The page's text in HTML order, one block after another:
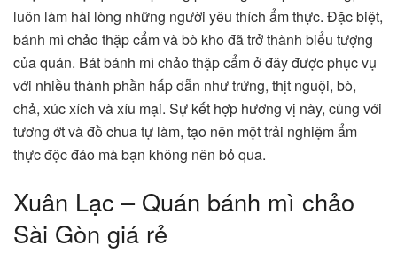
luôn làm hài lòng những người yêu thích ẩm thực. Đặc biệt,
bánh mì chảo thập cẩm và bò kho đã trở thành biểu tượng
của quán. Bát bánh mì chảo thập cẩm ở đây được phục vụ
với nhiều thành phần hấp dẫn như trứng, thịt nguội, bò,
chả, xúc xích và xíu mại. Sự kết hợp hương vị này, cùng với
tương ớt và đồ chua tự làm, tạo nên một trải nghiệm ẩm
thực độc đáo mà bạn không nên bỏ qua.
Xuân Lạc – Quán bánh mì chảo
Sài Gòn giá rẻ